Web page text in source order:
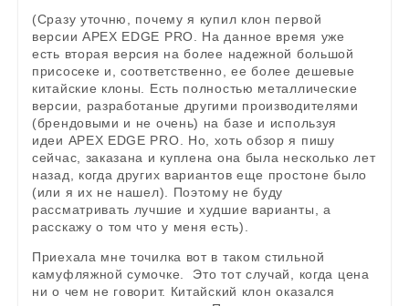
(Сразу уточню, почему я купил клон первой
версии APEX EDGE PRO. На данное время уже
есть вторая версия на более надежной большой
присосеке и, соответственно, ее более дешевые
китайские клоны. Есть полностью металлические
версии, разработаные другими производителями
(брендовыми и не очень) на базе и используя
идеи APEX EDGE PRO. Но, хоть обзор я пишу
сейчас, заказана и куплена она была несколько лет
назад, когда других вариантов еще простоне было
(или я их не нашел). Поэтому не буду
рассматривать лучшие и худшие варианты, а
расскажу о том что у меня есть).
Приехала мне точилка вот в таком стильной
камуфляжной сумочке. Это тот случай, когда цена
ни о чем не говорит. Китайский клон оказался